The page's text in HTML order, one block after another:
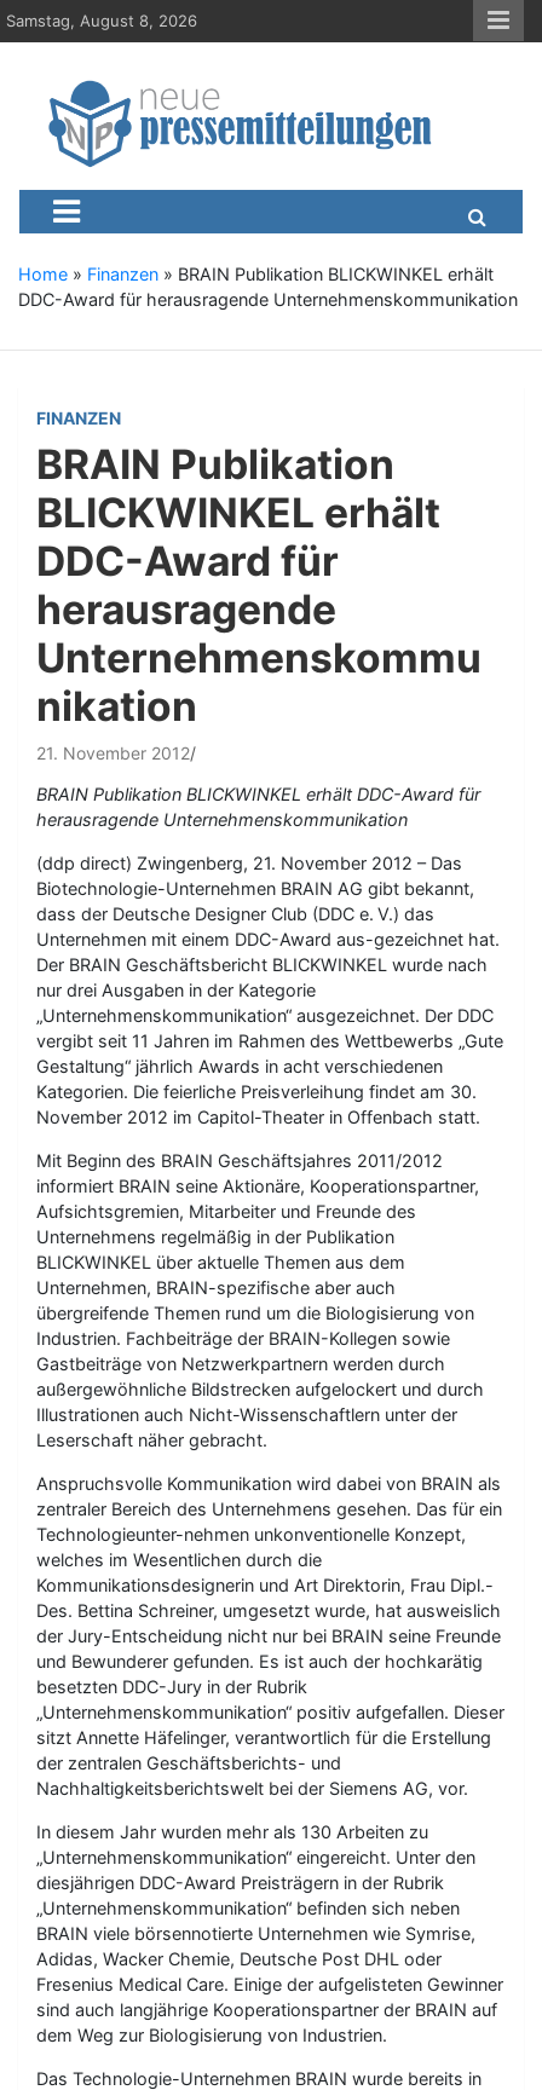
S
k
Samstag, August 8, 2026
Neue-
Presseportal, Nachrichten, News, Meldungen, Wirtschaft
Home » Finanzen » BRAIN Publikation BLICKWINKEL erhält
DDC-Award für herausragende Unternehmenskommunikation
FINANZEN
BRAIN Publikation
BLICKWINKEL erhält
DDC-Award für
herausragende
Unternehmenskommu
nikation
21. November 2012
BRAIN Publikation BLICKWINKEL erhält DDC-Award für
herausragende Unternehmenskommunikation
(ddp direct) Zwingenberg, 21. November 2012 – Das
Biotechnologie-Unternehmen BRAIN AG gibt bekannt,
dass der Deutsche Designer Club (DDC e. V.) das
Unternehmen mit einem DDC-Award aus-gezeichnet hat.
Der BRAIN Geschäftsbericht BLICKWINKEL wurde nach
nur drei Ausgaben in der Kategorie
„Unternehmenskommunikation“ ausgezeichnet. Der DDC
vergibt seit 11 Jahren im Rahmen des Wettbewerbs „Gute
Gestaltung“ jährlich Awards in acht verschiedenen
Kategorien. Die feierliche Preisverleihung findet am 30.
November 2012 im Capitol-Theater in Offenbach statt.
Mit Beginn des BRAIN Geschäftsjahres 2011/2012
informiert BRAIN seine Aktionäre, Kooperationspartner,
Aufsichtsgremien, Mitarbeiter und Freunde des
Unternehmens regelmäßig in der Publikation
BLICKWINKEL über aktuelle Themen aus dem
Unternehmen, BRAIN-spezifische aber auch
übergreifende Themen rund um die Biologisierung von
Industrien. Fachbeiträge der BRAIN-Kollegen sowie
Gastbeiträge von Netzwerkpartnern werden durch
außergewöhnliche Bildstrecken aufgelockert und durch
Illustrationen auch Nicht-Wissenschaftlern unter der
Leserschaft näher gebracht.
Anspruchsvolle Kommunikation wird dabei von BRAIN als
zentraler Bereich des Unternehmens gesehen. Das für ein
Technologieunter-nehmen unkonventionelle Konzept,
welches im Wesentlichen durch die
Kommunikationsdesignerin und Art Direktorin, Frau Dipl.-
Des. Bettina Schreiner, umgesetzt wurde, hat ausweislich
der Jury-Entscheidung nicht nur bei BRAIN seine Freunde
und Bewunderer gefunden. Es ist auch der hochkarätig
besetzten DDC-Jury in der Rubrik
„Unternehmenskommunikation“ positiv aufgefallen. Dieser
sitzt Annette Häfelinger, verantwortlich für die Erstellung
der zentralen Geschäftsberichts- und
Nachhaltigkeitsberichtswelt bei der Siemens AG, vor.
In diesem Jahr wurden mehr als 130 Arbeiten zu
„Unternehmenskommunikation“ eingereicht. Unter den
diesjährigen DDC-Award Preisträgern in der Rubrik
„Unternehmenskommunikation“ befinden sich neben
BRAIN viele börsennotierte Unternehmen wie Symrise,
Adidas, Wacker Chemie, Deutsche Post DHL oder
Fresenius Medical Care. Einige der aufgelisteten Gewinner
sind auch langjährige Kooperationspartner der BRAIN auf
dem Weg zur Biologisierung von Industrien.
Das Technologie-Unternehmen BRAIN wurde bereits in